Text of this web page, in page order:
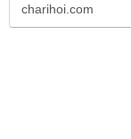
charihoi.com